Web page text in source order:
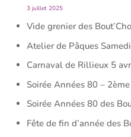
3 juillet 2025
Vide grenier des
Atelier de Pâques
Carnaval de Rillieux 5
Soirée Années 80 –
Soirée Années 80 des
Fête de fin d’année des